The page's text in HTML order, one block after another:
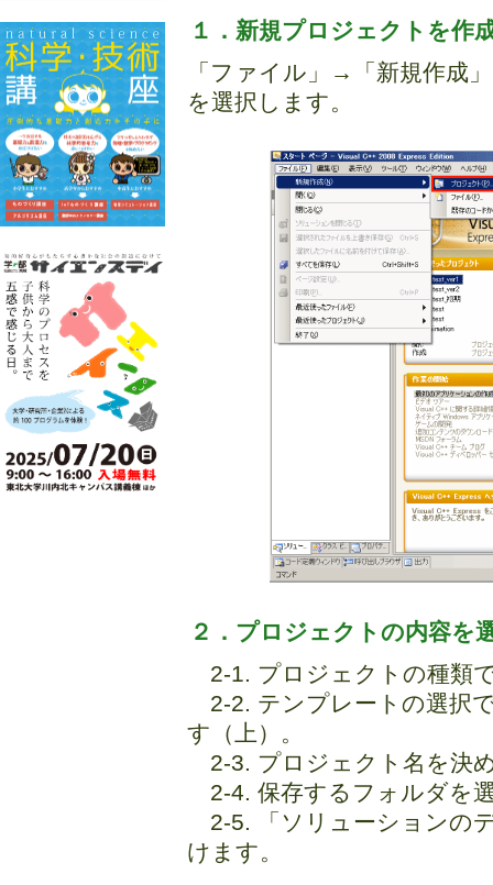
１．新規プロジェクトを作
「ファイル」→「新規作成
を選択します。
２．プロジェクトの内容を
2-1. プロジェクトの種類
2-2. テンプレートの選択
す（上）。
2-3. プロジェクト名を決
2-4. 保存するフォルダを
2-5. 「ソリューションの
けます。